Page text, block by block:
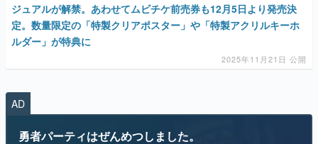
ジュアルが解禁。あわせてムビチケ前売券も12月5日より発売決
定。数量限定の「特製クリアポスター」や「特製アクリルキーホ
ルダー」が特典に
2025年11月21日 公開
AD
勇者パーティはぜんめつしました。